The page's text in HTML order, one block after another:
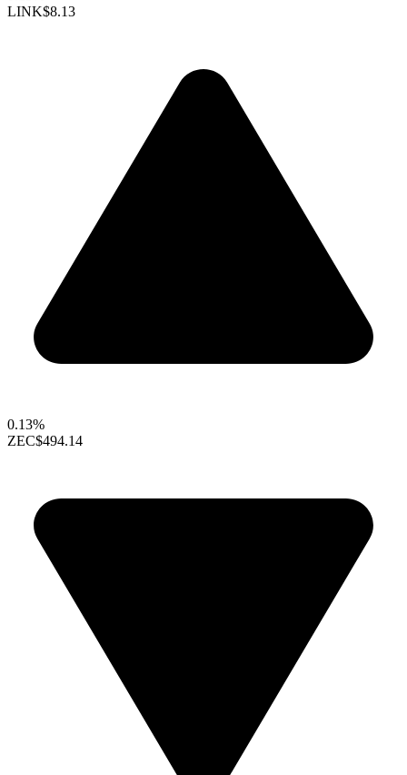
LINK$8.13
0.13%
ZEC$494.14